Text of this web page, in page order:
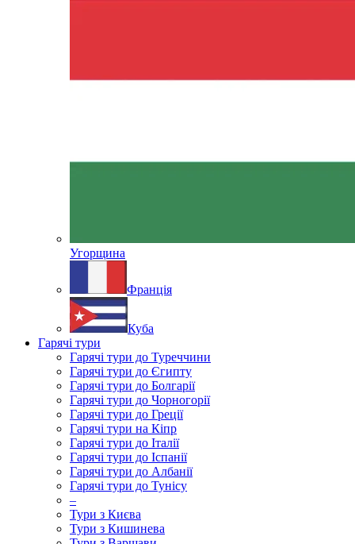
Угорщина
Франція
Куба
Гарячі тури
Гарячі тури до Туреччини
Гарячі тури до Єгипту
Гарячі тури до Болгарії
Гарячі тури до Чорногорії
Гарячі тури до Греції
Гарячі тури на Кіпр
Гарячі тури до Італії
Гарячі тури до Іспанії
Гарячі тури до Албанії
Гарячі тури до Тунісу
–
Тури з Києва
Тури з Кишинева